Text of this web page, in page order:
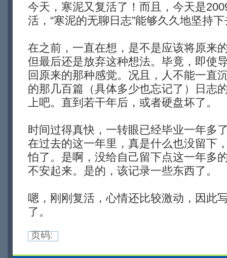
今天，寒泥又复活了！而且，今天是
活，“寒泥的无聊日志”能够久久地坚持
在之前，一直在想，是不是应该将原来
但最后还是放弃这种想法。毕竟，即使
回原来的那种感觉。况且，人不能一直
的那几百篇（具体多少也忘记了）日志
上吧。直到若干年后，或者硬盘坏了。
时间过得真快，一转眼已经毕业一年多
在过去的这一年里，真是什么也没留下
怕了。是啊，没给自己留下点这一年多
不安起来。是的，该记录一些东西了。
嗯，刚刚复活，心情还比较激动，因此
了。
页码: